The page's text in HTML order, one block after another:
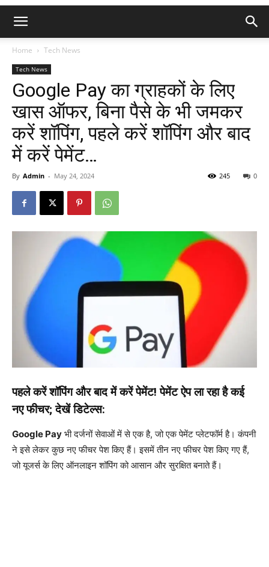
Home Tech News
Tech News
Google Pay का ग्राहकों के लिए
खास ऑफर, बिना पैसे के भी जमकर
करें शॉपिंग, पहले करें शॉपिंग और बाद
में करें पेमेंट…
By Admin - May 24, 2024 0
245
पहले करें शॉपिंग और बाद में करें पेमेंट! पेमेंट ऐप ला रहा है कई
नए फीचर; देखें डिटेल्स:
Google Pay भी दर्जनों सेवाओं में से एक है, जो एक पेमेंट प्लेटफॉर्म है। कंपनी
ने इसे लेकर कुछ नए फीचर पेश किए हैं। इसमें तीन नए फीचर पेश किए गए हैं,
जो यूजर्स के लिए ऑनलाइन शॉपिंग को आसान और सुरक्षित बनाते हैं।